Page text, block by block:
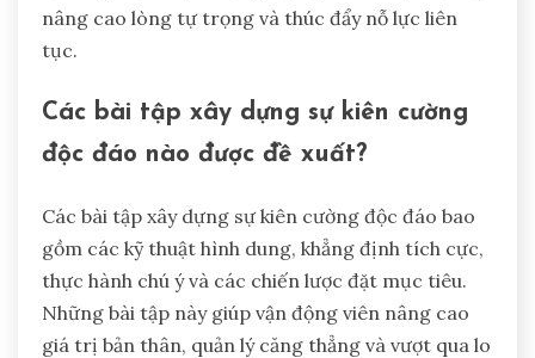
nâng cao lòng tự trọng và thúc đẩy nỗ lực liên
tục.
Các bài tập xây dựng sự kiên cường
độc đáo nào được đề xuất?
Các bài tập xây dựng sự kiên cường độc đáo bao
gồm các kỹ thuật hình dung, khẳng định tích cực,
thực hành chú ý và các chiến lược đặt mục tiêu.
Những bài tập này giúp vận động viên nâng cao
giá trị bản thân, quản lý căng thẳng và vượt qua lo